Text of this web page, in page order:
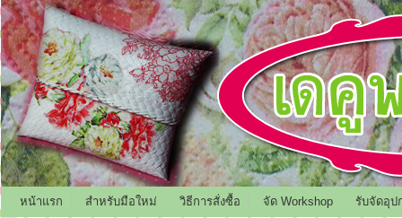
หน้าแรก สำหรับมือใหม่ วิธีการสั่งซื้อ จัด Workshop รับจัดอุป